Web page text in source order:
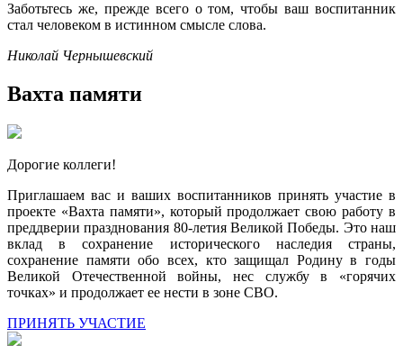
Заботьтесь же, прежде всего о том, чтобы ваш воспитанник
стал человеком в истинном смысле слова.
Николай Чернышевский
Вахта памяти
Дорогие коллеги!
Приглашаем вас и ваших воспитанников принять участие в
проекте «Вахта памяти», который продолжает свою работу в
преддверии празднования 80-летия Великой Победы. Это наш
вклад в сохранение исторического наследия страны,
сохранение памяти обо всех, кто защищал Родину в годы
Великой Отечественной войны, нес службу в «горячих
точках» и продолжает ее нести в зоне СВО.
ПРИНЯТЬ УЧАСТИЕ